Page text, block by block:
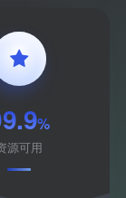
%
源可用